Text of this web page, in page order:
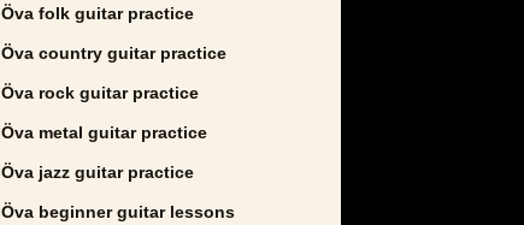
Öva folk guitar practice
Öva country guitar practice
Öva rock guitar practice
Öva metal guitar practice
Öva jazz guitar practice
Öva beginner guitar lessons